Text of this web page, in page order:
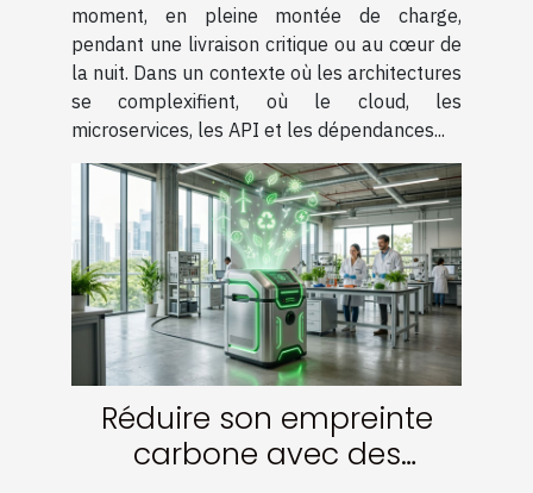
moment, en pleine montée de charge,
pendant une livraison critique ou au cœur de
la nuit. Dans un contexte où les architectures
se complexifient, où le cloud, les
microservices, les API et les dépendances...
Réduire son empreinte
carbone avec des